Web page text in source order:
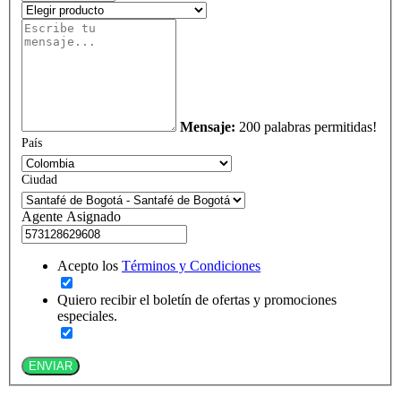
Mensaje: 200 palabras permitidas!
País
Ciudad
Agente Asignado
Acepto los Términos y Condiciones
Quiero recibir el boletín de ofertas y promociones
especiales.
ENVIAR